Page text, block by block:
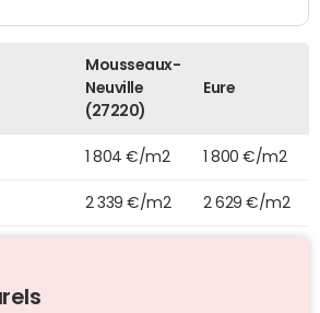
Mousseaux-
Neuville
(27220)
Eure
1 804 €/m2 1 800 €/m2
2 339 €/m2 2 629 €/m2